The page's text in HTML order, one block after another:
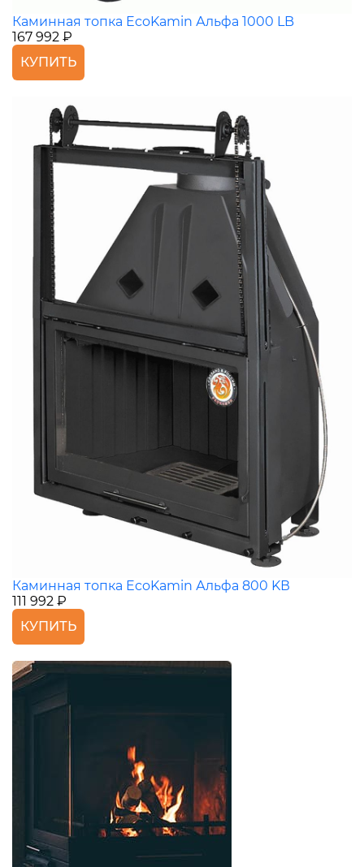
Каминная топка EcoKamin Альфа 1000 LB
167 992 ₽
КУПИТЬ
Каминная топка EcoKamin Альфа 800 KВ
111 992 ₽
КУПИТЬ